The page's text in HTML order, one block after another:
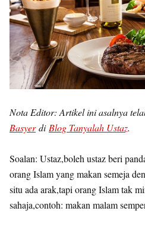
Nota Editor: Artikel ini asalnya
BasyerdiBlog Tanyalah Ustaz.
Soalan: Ustaz,boleh ustaz beri
orang Islam yang makan semeja
situ ada arak,tapi orang Islam tak
sahaja,contoh: makan malam